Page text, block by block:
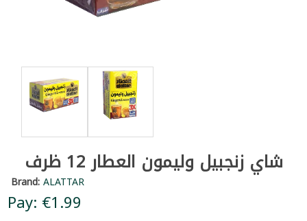
شاي زنجبيل وليمون العطار 12 ظرف
Brand:ALATTAR
Pay: €1.99